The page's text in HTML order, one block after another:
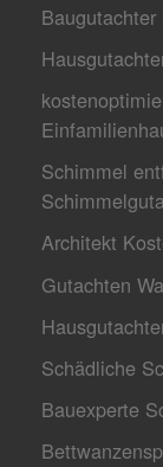
Schimmel
Architekt
Gutachten
Schädliche
Bauexperte